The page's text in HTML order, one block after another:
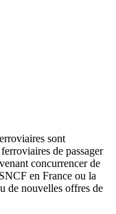
sont
de passager
concurrencer de
en France ou la
de nouvelles offres de